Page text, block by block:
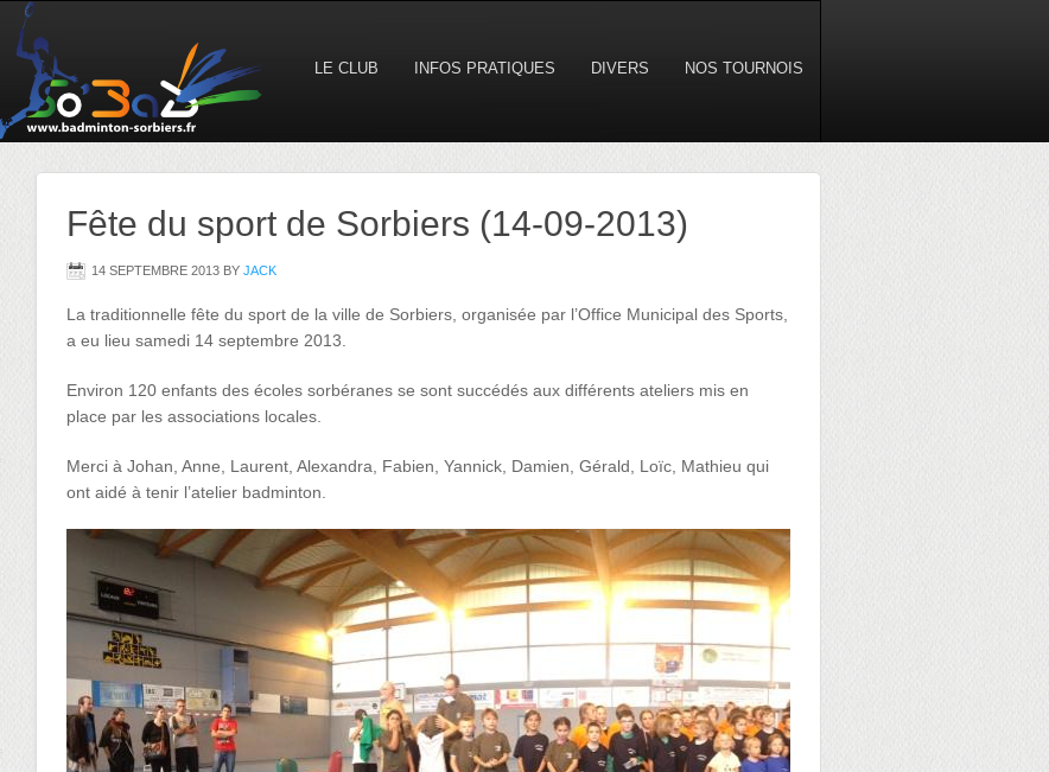
LE CLUB INFOS PRATIQUES DIVERS NOS TOURNOIS
Fête du sport de Sorbiers (14-09-2013)
14 SEPTEMBRE 2013 BY JACK
La traditionnelle fête du sport de la ville de Sorbiers, organisée par l’Office Municipal des Sports,
a eu lieu samedi 14 septembre 2013.
Environ 120 enfants des écoles sorbéranes se sont succédés aux différents ateliers mis en
place par les associations locales.
Merci à Johan, Anne, Laurent, Alexandra, Fabien, Yannick, Damien, Gérald, Loïc, Mathieu qui
ont aidé à tenir l’atelier badminton.